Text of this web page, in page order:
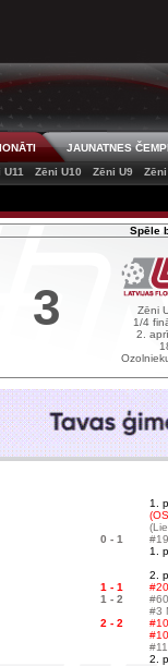
JAUNATNES
U11 Zēni U10 Zēni U9 Zēni
Spēle
3
Zēni
1/4
2.
1.
0 - 1
1.
2.
1 - 1
1 - 2
#3
2 - 2
2.